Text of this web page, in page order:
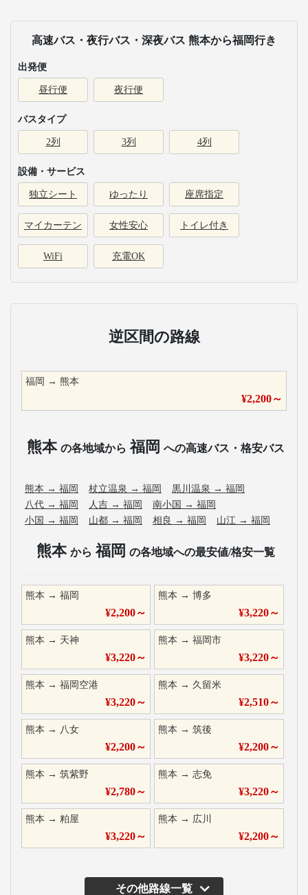
高速バス・夜行バス・深夜バス 熊本から福岡行き
出発便
昼行便 夜行便
バスタイプ
2列 3列 4列
設備・サービス
独立シート ゆったり 座席指定
マイカーテン 女性安心 トイレ付き
WiFi 充電OK
逆区間の路線
福岡 → 熊本
¥2,200～
熊本 の各地域から 福岡 への高速バス・格安バス
熊本 → 福岡 杖立温泉 → 福岡 黒川温泉 → 福岡
八代 → 福岡 人吉 → 福岡 南小国 → 福岡
小国 → 福岡 山都 → 福岡 相良 → 福岡 山江 → 福岡
熊本 から 福岡 の各地域への最安値/格安一覧
熊本 → 福岡
¥2,200～
熊本 →博多
¥3,220～
熊本 → 天神
¥3,220～
熊本 →福岡市
¥3,220～
熊本 → 福岡空港
¥3,220～
熊本 → 久留米
¥2,510～
熊本 → 八女
¥2,200～
熊本 →筑後
¥2,200～
熊本 → 筑紫野
¥2,780～
熊本 →志免
¥3,220～
熊本 → 粕屋
¥3,220～
熊本 → 広川
¥2,200～
その他路線一覧